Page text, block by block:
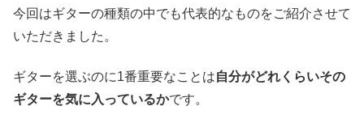
今回はギターの種類の中でも代表的なものをご紹介させて
いただきました。
ギターを選ぶのに1番重要なことは自分がどれくらいその
ギターを気に入っているかです。